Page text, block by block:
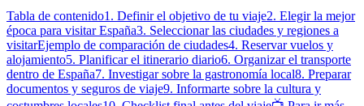
Tabla de contenido1. Definir el objetivo de tu viaje2. Elegir la mejor
época para visitar España3. Seleccionar las ciudades y regiones a
visitarEjemplo de comparación de ciudades4. Reservar vuelos y
alojamiento5. Planificar el itinerario diario6. Organizar el transporte
dentro de España7. Investigar sobre la gastronomía local8. Preparar
documentos y seguros de viaje9. Informarte sobre la cultura y